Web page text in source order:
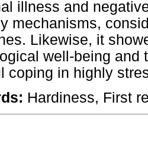
illness and
mechanisms,
Likewise, it
well-being and
coping in highly
Hardiness, First